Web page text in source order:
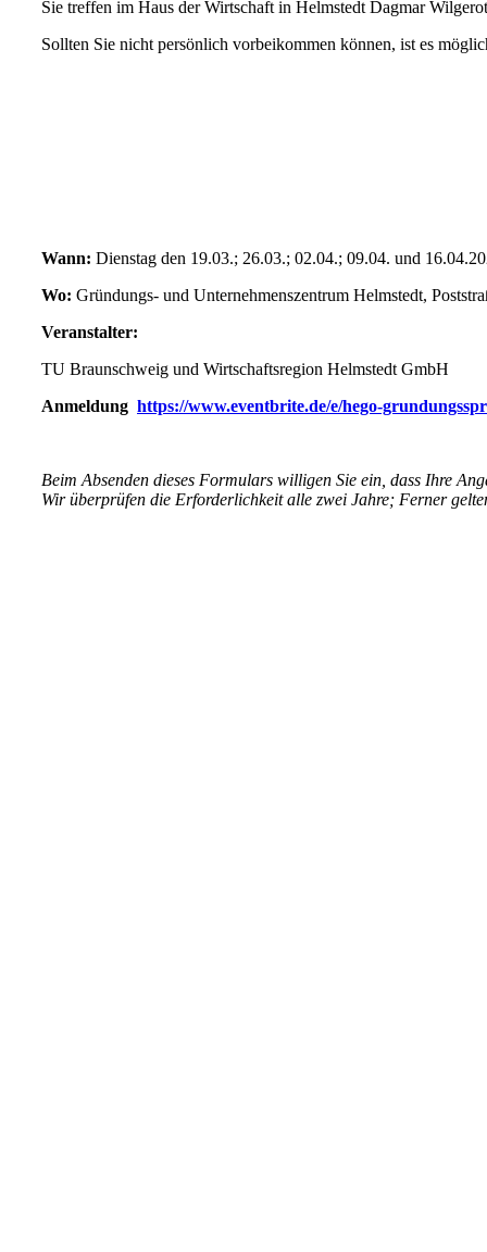
Sie treffen im Haus der Wirtschaft in Helmstedt Dagmar
Sollten Sie nicht persönlich vorbeikommen können, ist es
Wann: Dienstag den 19.03.; 26.03.; 02.04.; 09.04. und
Wo: Gründungs- und Unternehmenszentrum Helmstedt,
Veranstalter:
TU Braunschweig und Wirtschaftsregion Helmstedt GmbH
Anmeldung https://www.eventbrite.de/e/hego-
Beim Absenden dieses Formulars willigen Sie ein, dass Ihre
Wir überprüfen die Erforderlichkeit alle zwei Jahre; Ferner